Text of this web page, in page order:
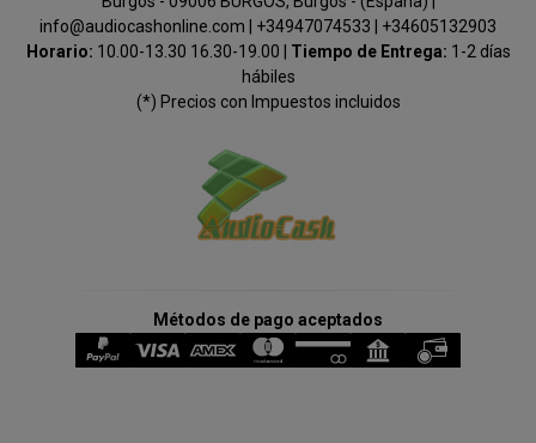
info@audiocashonline.com | +34947074533
+34605132903
Horario: 10.00-13.30 16.30-19.00 | Tiempo de Entrega: 1-2 días
hábiles
(*) Precios con Impuestos incluidos
Métodos de pago aceptados